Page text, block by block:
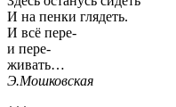
И на пенки глядеть.
И всё пере-
и пере-
живать…
Э.Мошковская